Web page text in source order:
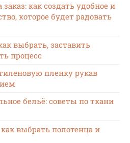
как создать удобное и
которое будет радовать
выбрать, заставить
процесс
пленку рукав
бельё: советы по ткани
выбрать полотенца и